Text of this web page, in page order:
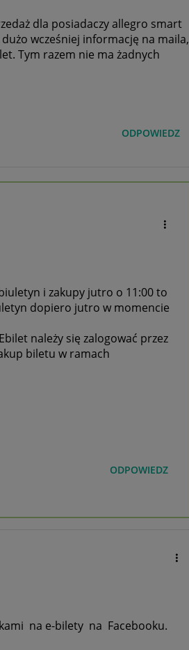
dla posiadaczy allegro smart
wcześniej informację na maila,
Tym razem nie ma żadnych
ODPOWIEDZ
i zakupy jutro o 11:00 to
dopiero jutro w momencie
należy się zalogować przez
biletu w ramach
ODPOWIEDZ
na e-bilety na Facebooku.